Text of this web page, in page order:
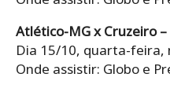
Atlético-MG x Cruzeiro
Dia 15/10, quarta-feira,
Onde assistir: Globo e